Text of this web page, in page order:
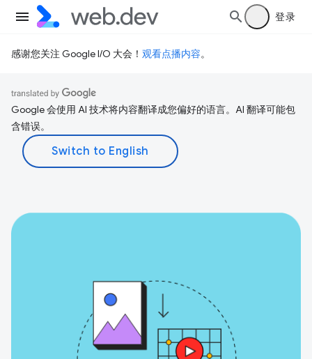
登录
感谢您关注 Google I/O 大会！ 观看点播内容。
Google 会使用 AI 技术将内容翻译成您偏好的语言。AI 翻译可能包
含错误。